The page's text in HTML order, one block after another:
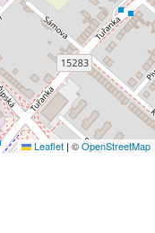
Leaflet | ©OpenStreetMap